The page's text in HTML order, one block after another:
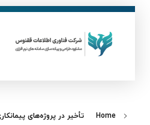
Home تأخیر در پروژه‌های